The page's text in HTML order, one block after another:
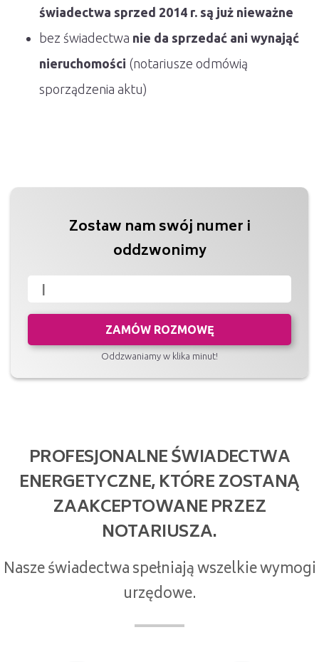
świadectwa sprzed 2014 r. są już nieważne
bez świadectwa nie da sprzedać ani wynająć
nieruchomości (notariusze odmówią
sporządzenia aktu)
Zostaw nam swój numer i
oddzwonimy
ZAMÓW ROZMOWĘ
Oddzwaniamy w klika minut!
PROFESJONALNE ŚWIADECTWA
ENERGETYCZNE, KTÓRE ZOSTANĄ
ZAAKCEPTOWANE PRZEZ
NOTARIUSZA.
Nasze świadectwa spełniają wszelkie wymogi
urzędowe.